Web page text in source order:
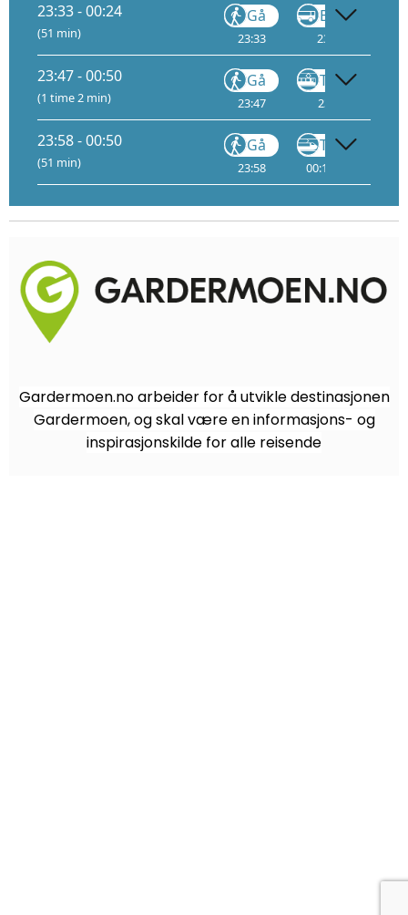
23:33 - 00:24
(51 min)
Gå
23:33
Buss
23:37
23:47 - 00:50
(1 time 2 min)
Gå
23:47
Trikk
23:48
23:58 - 00:50
(51 min)
Gå
23:58
Tog
00:18
Gardermoen.no arbeider for å utvikle destinasjonen
Gardermoen, og skal være en informasjons- og
inspirasjonskilde for alle reisende